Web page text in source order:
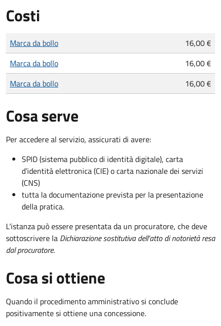
Costi
Tipo di pagamento
Importo
Marca da bollo
16,00 €
Marca da bollo
16,00 €
Marca da bollo
16,00 €
Cosa serve
Per accedere al servizio, assicurati di avere:
SPID (sistema pubblico di identità digitale), carta
d’identità elettronica (CIE) o carta nazionale dei servizi
(CNS)
tutta la documentazione prevista per la presentazione
della pratica.
L'istanza può essere presentata da un procuratore, che deve
sottoscrivere la Dichiarazione sostitutiva dell'atto di notorietà resa
dal procuratore.
Cosa si ottiene
Quando il procedimento amministrativo si conclude
positivamente si ottiene una concessione.